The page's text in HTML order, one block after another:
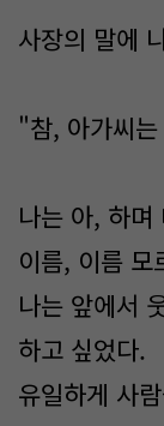
사장의 말에
"참, 아가씨
나는 아, 하며
이름, 이름 모
나는 앞에서
하고 싶었다.
유일하게 사